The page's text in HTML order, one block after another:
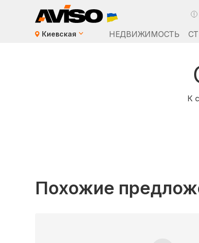
Киевская НЕДВИЖИМОСТЬ
К
Похожие